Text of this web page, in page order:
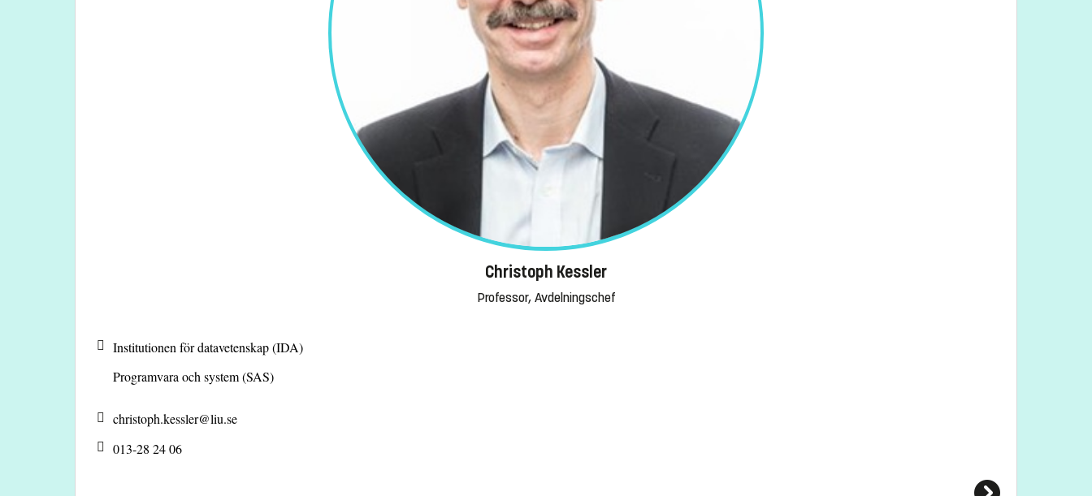
Christoph Kessler
Professor, Avdelningschef
Institutionen för datavetenskap (IDA)
Programvara och system (SAS)
christoph.kessler@liu.se
013-28 24 06